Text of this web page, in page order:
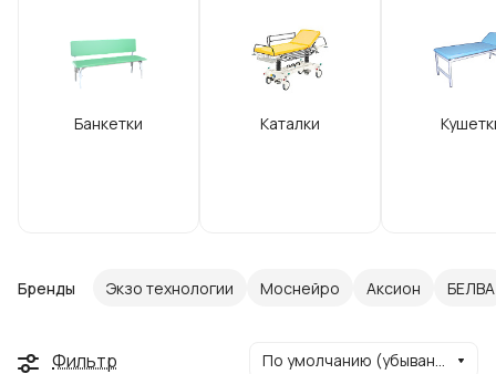
Банкетки Каталки
Бренды Экзо технологии Моснейро Аксион БЕЛВА
Фильтр По умолчанию (убывание)